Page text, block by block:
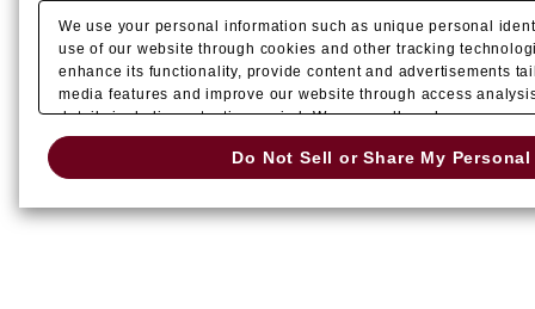
We use your personal information such as unique personal
use of our website through cookies and other tracking
enhance its functionality, provide content and advertisements
media features and improve our website through access
details including retention period. We may sell or share your
advertising, social media, and/or analytics service partners.
shared by us with other data that you have provided to them or
businesses other than us on the internet. You have the right to
Do Not Sell or Share My